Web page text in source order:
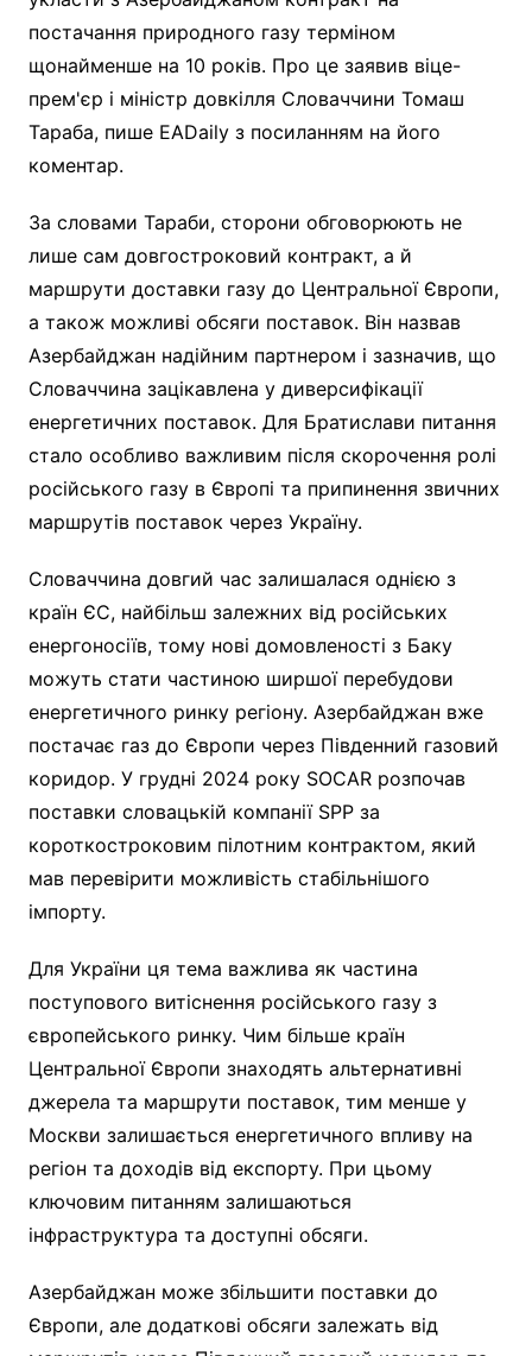
постачання природного газу терміном
щонайменше на 10 років. Про це заявив віце-
прем'єр і міністр довкілля Словаччини Томаш
Тараба, пише EADaily з посиланням на його
коментар.
За словами Тараби, сторони обговорюють не
лише сам довгостроковий контракт, а й
маршрути доставки газу до Центральної Європи,
а також можливі обсяги поставок. Він назвав
Азербайджан надійним партнером і зазначив, що
Словаччина зацікавлена у диверсифікації
енергетичних поставок. Для Братислави питання
стало особливо важливим після скорочення ролі
російського газу в Європі та припинення звичних
маршрутів поставок через Україну.
Словаччина довгий час залишалася однією з
країн ЄС, найбільш залежних від російських
енергоносіїв, тому нові домовленості з Баку
можуть стати частиною ширшої перебудови
енергетичного ринку регіону. Азербайджан вже
постачає газ до Європи через Південний газовий
коридор. У грудні 2024 року SOCAR розпочав
поставки словацькій компанії SPP за
короткостроковим пілотним контрактом, який
мав перевірити можливість стабільнішого
імпорту.
Для України ця тема важлива як частина
поступового витіснення російського газу з
європейського ринку. Чим більше країн
Центральної Європи знаходять альтернативні
джерела та маршрути поставок, тим менше у
Москви залишається енергетичного впливу на
регіон та доходів від експорту. При цьому
ключовим питанням залишаються
інфраструктура та доступні обсяги.
Азербайджан може збільшити поставки до
Європи, але додаткові обсяги залежать від